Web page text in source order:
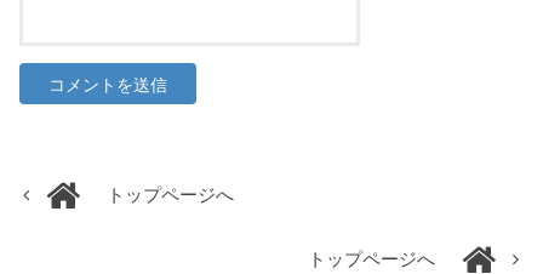
トップページへ
トップページへ